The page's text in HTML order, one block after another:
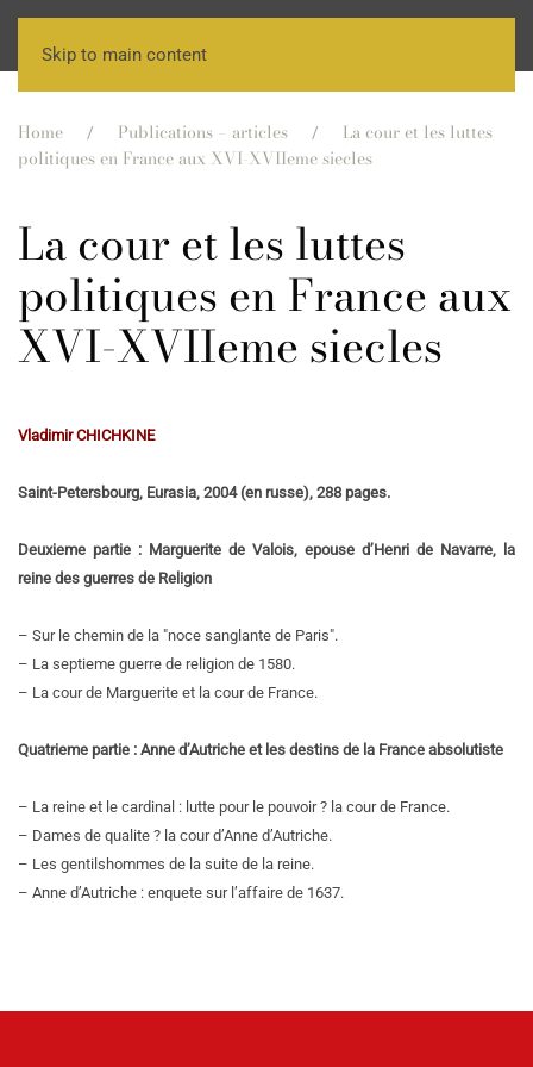
Skip to main content
Home Publications – articles
La cour et les luttes
politiques en France aux XVI-XVIIeme siecles
La cour et les luttes
politiques en France aux
XVI-XVIIeme siecles
Vladimir CHICHKINE
Saint-Petersbourg, Eurasia, 2004 (en russe), 288 pages.
Deuxieme partie : Marguerite de Valois, epouse d’Henri de Navarre, la
reine des guerres de Religion
– Sur le chemin de la "noce sanglante de Paris".
– La septieme guerre de religion de 1580.
– La cour de Marguerite et la cour de France.
Quatrieme partie : Anne d’Autriche et les destins de la France absolutiste
– La reine et le cardinal : lutte pour le pouvoir ? la cour de France.
– Dames de qualite ? la cour d’Anne d’Autriche.
– Les gentilshommes de la suite de la reine.
– Anne d’Autriche : enquete sur l’affaire de 1637.